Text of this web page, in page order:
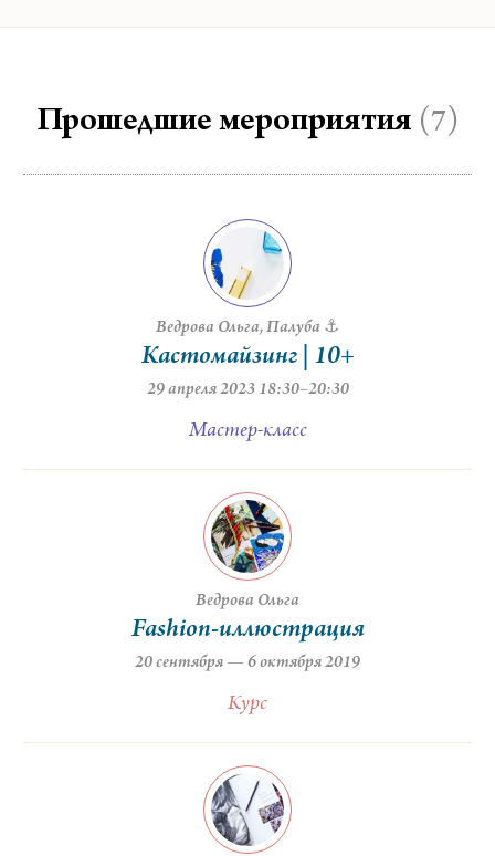
Прошедшие мероприятия (7)
Ведрова Ольга Палуба ⚓️
Кастомайзинг | 10+
29 апреля 2023 18:30–20:30
Мастер-класс
Ведрова Ольга
Fashion-иллюстрация
20 сентября — 6 октября 2019
Курс